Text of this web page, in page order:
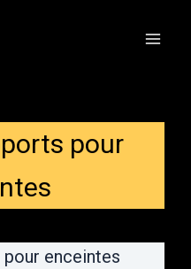
pour
enceintes